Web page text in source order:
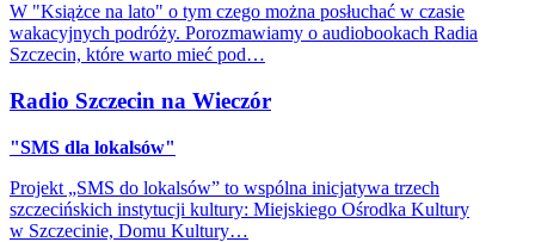
W "Książce na lato" o tym czego można posłuchać w czasie
wakacyjnych podróży. Porozmawiamy o audiobookach Radia
Szczecin, które warto mieć pod…
Radio Szczecin na Wieczór
"SMS dla lokalsów"
Projekt „SMS do lokalsów” to wspólna inicjatywa trzech
szczecińskich instytucji kultury: Miejskiego Ośrodka Kultury
w Szczecinie, Domu Kultury…